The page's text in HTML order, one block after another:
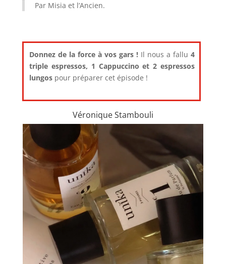
Par Misia et l’Ancien.
Donnez de la force à vos gars !Il nous a fallu 4
triple espressos, 1 Cappuccino et 2 espressos
lungos pour préparer cet épisode !
Véronique Stambouli